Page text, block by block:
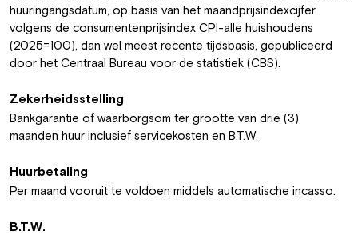
huuringangsdatum, op basis van het maandprijsindexcijfer
volgens de consumentenprijsindex CPI-alle huishoudens
(2025=100), dan wel meest recente tijdsbasis, gepubliceerd
door het Centraal Bureau voor de statistiek (CBS).
Zekerheidsstelling
Bankgarantie of waarborgsom ter grootte van drie (3)
maanden huur inclusief servicekosten en B.T.W.
Huurbetaling
Per maand vooruit te voldoen middels automatische incasso.
B.T.W.